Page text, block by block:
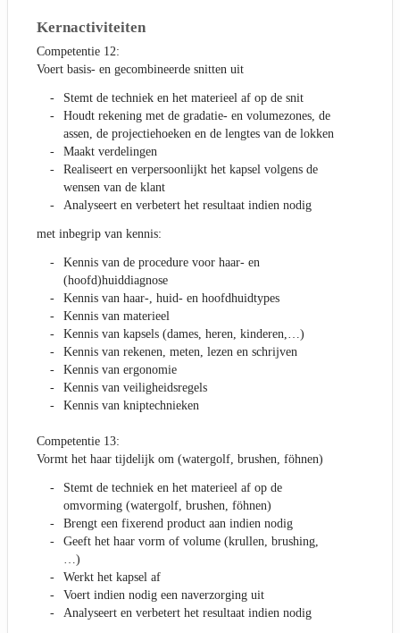
Kernactiviteiten
Competentie 12:
Voert basis- en gecombineerde snitten uit
Stemt de techniek en het materieel af op de snit
Houdt rekening met de gradatie- en volumezones, de
assen, de projectiehoeken en de lengtes van de lokken
Maakt verdelingen
Realiseert en verpersoonlijkt het kapsel volgens de
wensen van de klant
Analyseert en verbetert het resultaat indien nodig
met inbegrip van kennis:
Kennis van de procedure voor haar- en
(hoofd)huiddiagnose
Kennis van haar-, huid- en hoofdhuidtypes
Kennis van materieel
Kennis van kapsels (dames, heren, kinderen,…)
Kennis van rekenen, meten, lezen en schrijven
Kennis van ergonomie
Kennis van veiligheidsregels
Kennis van kniptechnieken
Competentie 13:
Vormt het haar tijdelijk om (watergolf, brushen, föhnen)
Stemt de techniek en het materieel af op de
omvorming (watergolf, brushen, föhnen)
Brengt een fixerend product aan indien nodig
Geeft het haar vorm of volume (krullen, brushing,
…)
Werkt het kapsel af
Voert indien nodig een naverzorging uit
Analyseert en verbetert het resultaat indien nodig